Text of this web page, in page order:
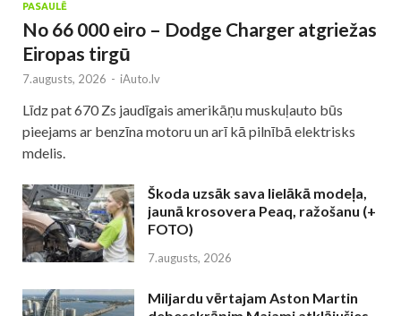
PASAULĒ
No 66 000 eiro – Dodge Charger atgriežas
Eiropas tirgū
7.augusts, 2026 - iAuto.lv
Līdz pat 670 Zs jaudīgais amerikāņu muskuļauto būs
pieejams ar benzīna motoru un arī kā pilnībā elektrisks
mdelis.
Škoda uzsāk sava lielākā modeļa,
jaunā krosovera Peaq, ražošanu (+
FOTO)
7.augusts, 2026
Miljardu vērtajam Aston Martin